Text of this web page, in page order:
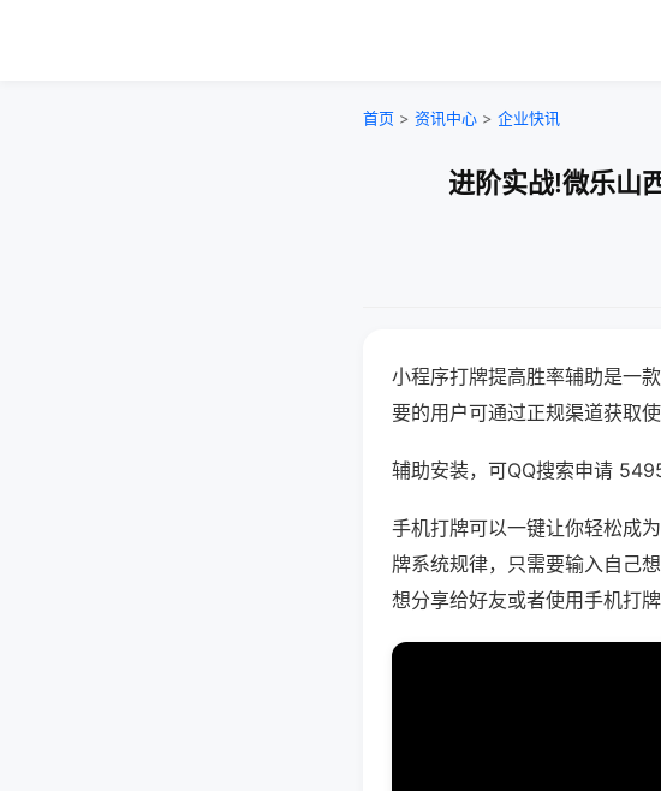
首页 > 资讯中心 > 企业快讯
进阶实战!微乐山
小程序打牌提高胜率辅助是一
要的用户可通过正规渠道获取使
辅助安装，可QQ搜索申请
手机打牌可以一键让你轻松成
牌系统规律，只需要输入自己
想分享给好友或者使用手机打